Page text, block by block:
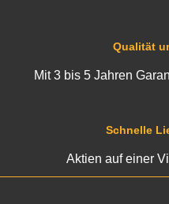
Schnelle
Aktien auf einer
Qualität
Mit 3 bis 5 Jahren